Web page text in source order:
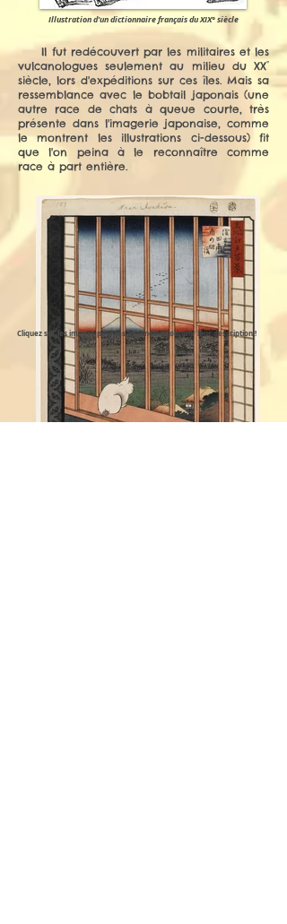
Illustration d'un dictionnaire français du XIX° siècle
Il fut redécouvert par les militaires et les
vulcanologues seulement au milieu du XX°
siècle, lors d'expéditions sur ces îles. Mais sa
ressemblance avec le bobtail japonais (une
autre race de chats à queue courte, très
présente dans l'imagerie japonaise, comme
le montrent les illustrations ci-dessous) fit
que l'on peina à le reconnaître comme
race à part entière.
Cliquez sur les images pour les agrandir et obtenir leur description !